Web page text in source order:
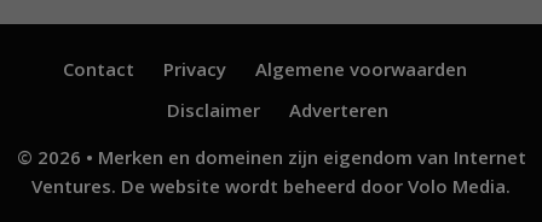
Contact Privacy
Algemene voorwaarden
Disclaimer
Adverteren
© 2026 • Merken en domeinen zijn eigendom van Internet
Ventures. De website wordt beheerd door Volo Media.